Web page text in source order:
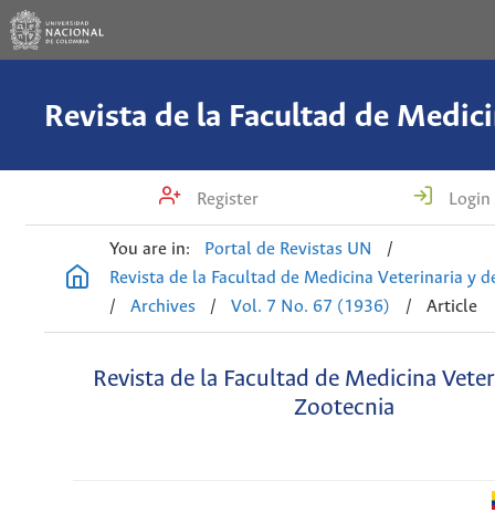
Register Login
You are in: Portal de Revistas UN
/
Revista de la Facultad de Medicina Veterinaria y
/
Archives / Vol. 7 No. 67 (1936) / Article
Revista de la Facultad de Medicina
Zootecnia